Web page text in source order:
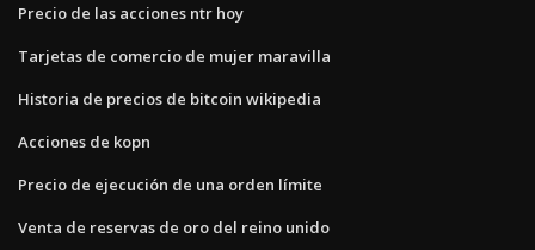
Precio de las acciones ntr hoy
Tarjetas de comercio de mujer maravilla
Historia de precios de bitcoin wikipedia
Acciones de kopn
Precio de ejecución de una orden límite
Venta de reservas de oro del reino unido